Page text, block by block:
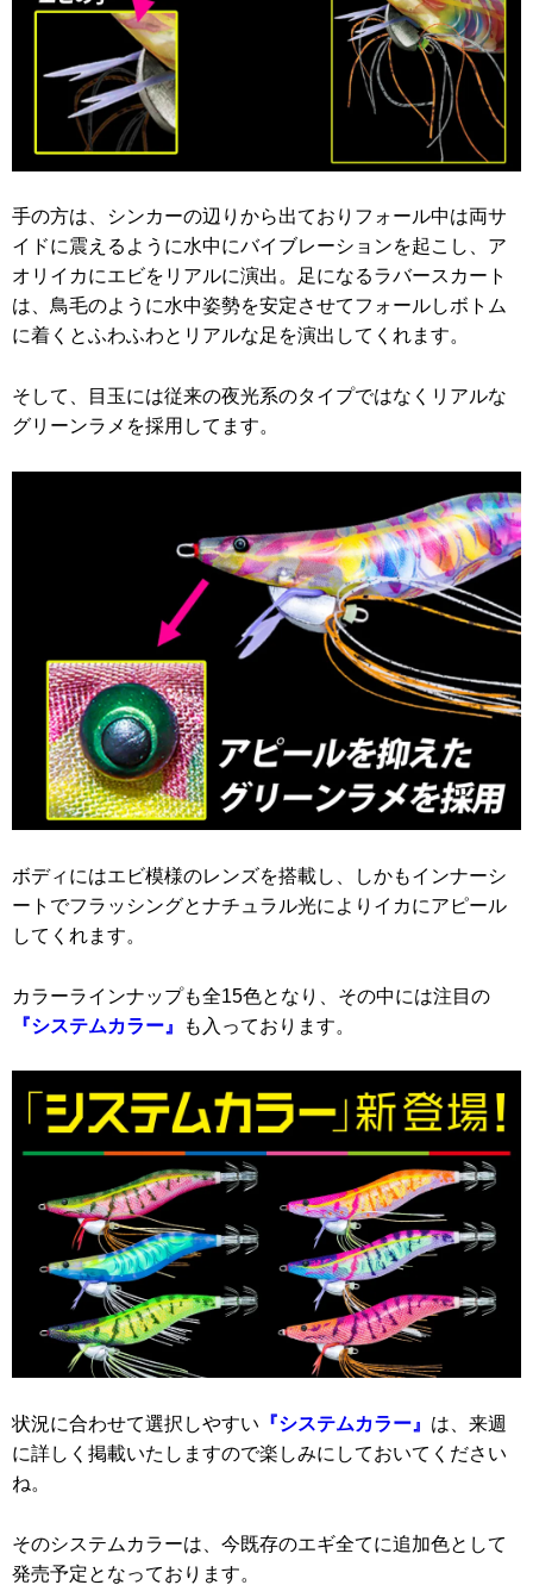
手の方は、シンカーの辺りから出ておりフォール中は両サ
イドに震えるように水中にバイブレーションを起こし、ア
オリイカにエビをリアルに演出。足になるラバースカート
は、鳥毛のように水中姿勢を安定させてフォールしボトム
に着くとふわふわとリアルな足を演出してくれます。
そして、目玉には従来の夜光系のタイプではなくリアルな
グリーンラメを採用してます。
ボディにはエビ模様のレンズを搭載し、しかもインナーシ
ートでフラッシングとナチュラル光によりイカにアピール
してくれます。
カラーラインナップも全15色となり、その中には注目の
『システムカラー』
も入っております。
状況に合わせて選択しやすい 『システムカラー』 は、来週
に詳しく掲載いたしますので楽しみにしておいてください
ね。
そのシステムカラーは、今既存のエギ全てに追加色として
発売予定となっております。